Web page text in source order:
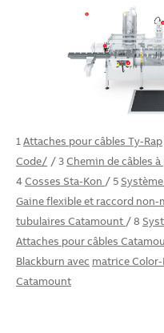
1 Attaches pour câbles Ty-Rap
Code/ / 3Chemin de câbles
4Cosses Sta-Kon / 5
Gaine flexible et raccord non-
tubulaires Catamount / 8
Attaches pour câbles
Blackburn avec matrice Color-
Catamount